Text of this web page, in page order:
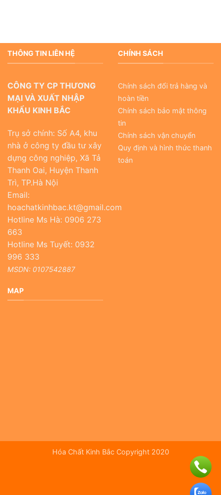
THÔNG TIN LIÊN HỆ
CÔNG TY CP THƯƠNG
MẠI VÀ XUẤT NHẬP
KHẨU KINH BẮC
Trụ sở chính: Số A4, khu
nhà ở công ty đầu tư xây
dựng công nghiệp, Xã Tả
Thanh Oai, Huyện Thanh
Trì, TP.Hà Nội
Email:
hoachatkinhbac.kt@gmail.com
Hotline Ms Hà: 0906 273
663
Hotline Ms Tuyết: 0932
996 333
MSDN: 0107542887
CHÍNH SÁCH
Chính sách đổi trả hàng và
hoàn tiền
Chính sách bảo mật thông
tin
Chính sách vận chuyển
Quy định và hình thức thanh
toán
MAP
Hóa Chất Kinh Bắc Copyright 2020